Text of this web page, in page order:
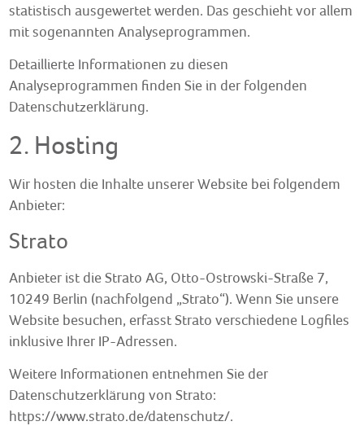
statistisch ausgewertet werden. Das geschieht vor allem
mit sogenannten Analyseprogrammen.
Detaillierte Informationen zu diesen
Analyseprogrammen finden Sie in der folgenden
Datenschutzerklärung.
2. Hosting
Wir hosten die Inhalte unserer Website bei folgendem
Anbieter:
Strato
Anbieter ist die Strato AG, Otto-Ostrowski-Straße 7,
10249 Berlin (nachfolgend „Strato“). Wenn Sie unsere
Website besuchen, erfasst Strato verschiedene Logfiles
inklusive Ihrer IP-Adressen.
Weitere Informationen entnehmen Sie der
Datenschutzerklärung von Strato:
https://www.strato.de/datenschutz/.